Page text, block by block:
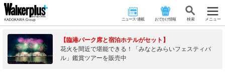
ニュース･連載 おでかけ情報 検 索 メニュー
【臨港パーク席と宿泊ホテルがセット】
花火を間近で堪能できる！「みなとみらいフェスティバ
ル」鑑賞ツアーを販売中